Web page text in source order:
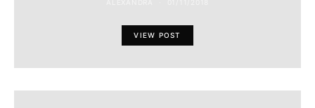
VIEW POST